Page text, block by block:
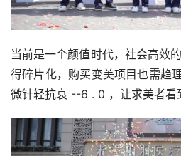
当前是一个颜值时代，社会高效
得碎片化，购买变美项目也需趋
微针轻抗衰 --6 . 0 ，让求美者看